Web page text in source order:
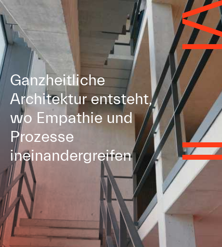
Ganzheitliche
Architektur entsteht,
wo Empathie und
Prozesse
ineinandergreifen